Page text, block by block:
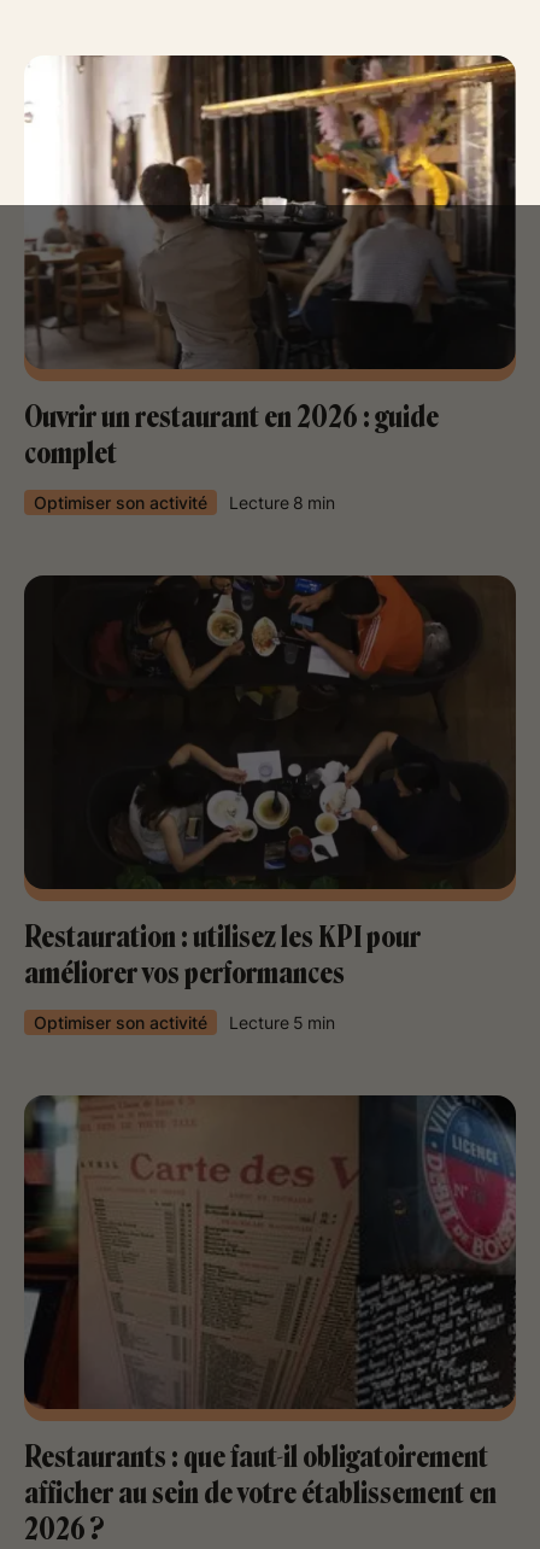
Ouvrir un restaurant en 2026 : guide
complet
Optimiser son activité Lecture 8 min
Restauration : utilisez les KPI pour
améliorer vos performances
Optimiser son activité Lecture 5 min
Restaurants : que faut-il obligatoirement
afficher au sein de votre établissement en
2026 ?